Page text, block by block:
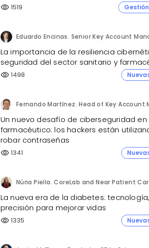
visibility 1519
La importancia de la resiliencia
seguridad del sector sanitario y
visibility 1498
Un nuevo desafío de ciberseguridad
farmacéutico: los hackers están
robar contraseñas
visibility 1341
La nueva era de la diabetes:
precisión para mejorar vidas
visibility 1335